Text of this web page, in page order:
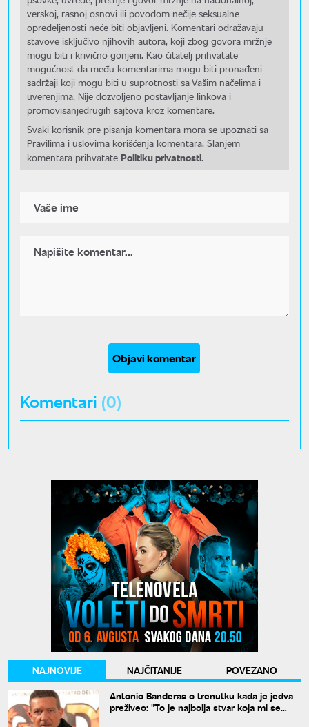
verskoj, rasnoj osnovi ili povodom nečije seksualne
opredeljenosti neće biti objavljeni. Komentari odražavaju
stavove isključivo njihovih autora, koji zbog govora mržnje
mogu biti i krivično gonjeni. Kao čitatelj prihvatate
mogućnost da među komentarima mogu biti pronađeni
sadržaji koji mogu biti u suprotnosti sa Vašim načelima i
uverenjima. Nije dozvoljeno postavljanje linkova i
promovisanjedrugih sajtova kroz komentare.
Svaki korisnik pre pisanja komentara mora se upoznati sa
Pravilima i uslovima korišćenja komentara. Slanjem
komentara prihvatate Politiku privatnosti.
Objavi komentar
Komentari (0)
NAJNOVIJE NAJČITANIJE
POVEZANO
Antonio Banderas o trenutku kada je jedva
preživeo: "To je najbolja stvar koja mi se